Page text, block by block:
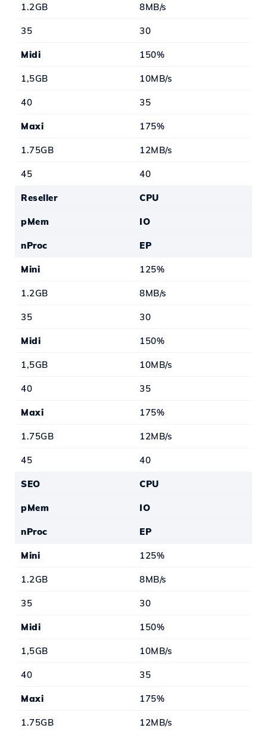
1.2GB 8MB/s
35 30
Midi 150%
1,5GB 10MB/s
40 35
Maxi 175%
1.75GB 12MB/s
45 40
Reseller CPU
pMem IO
nProc EP
Mini 125%
1.2GB 8MB/s
35 30
Midi 150%
1,5GB 10MB/s
40 35
Maxi 175%
1.75GB 12MB/s
45 40
SEO CPU
pMem IO
nProc EP
Mini 125%
1.2GB 8MB/s
35 30
Midi 150%
1,5GB 10MB/s
40 35
Maxi 175%
1.75GB 12MB/s